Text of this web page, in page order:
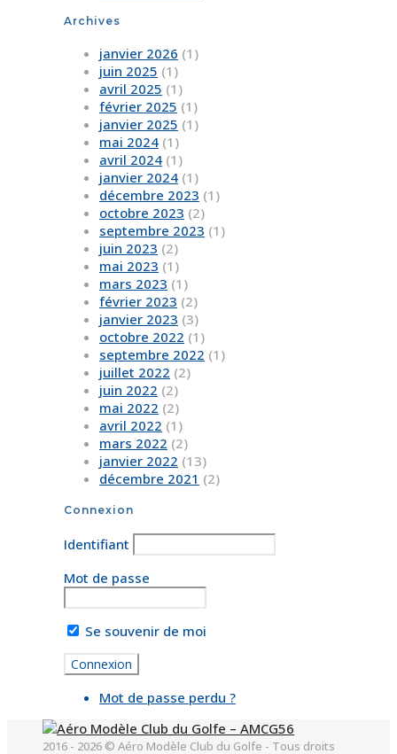
Archives
janvier 2026 (1)
juin 2025 (1)
avril 2025 (1)
février 2025 (1)
janvier 2025 (1)
mai 2024 (1)
avril 2024 (1)
janvier 2024 (1)
décembre 2023 (1)
octobre 2023 (2)
septembre 2023 (1)
juin 2023 (2)
mai 2023 (1)
mars 2023 (1)
février 2023 (2)
janvier 2023 (3)
octobre 2022 (1)
septembre 2022 (1)
juillet 2022 (2)
juin 2022 (2)
mai 2022 (2)
avril 2022 (1)
mars 2022 (2)
janvier 2022 (13)
décembre 2021 (2)
Connexion
Identifiant
Mot de passe
Se souvenir de moi
Mot de passe perdu ?
2016 - 2026 © Aéro Modèle Club du Golfe - Tous droits